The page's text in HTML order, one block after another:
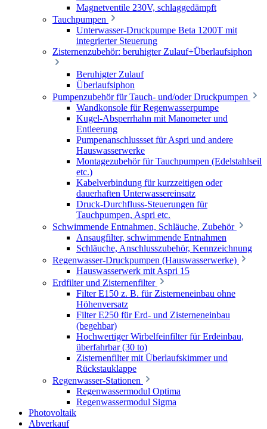
Magnetventile 230V, schlaggedämpft
Tauchpumpen
Unterwasser-Druckpumpe Beta 1200T mit
integrierter Steuerung
Zisternenzubehör: beruhigter Zulauf+Überlaufsiphon
Beruhigter Zulauf
Überlaufsiphon
Pumpenzubehör für Tauch- und/oder Druckpumpen
Wandkonsole für Regenwasserpumpe
Kugel-Absperrhahn mit Manometer und
Entleerung
Pumpenanschlussset für Aspri und andere
Hauswasserwerke
Montagezubehör für Tauchpumpen (Edelstahlseil
etc.)
Kabelverbindung für kurzzeitigen oder
dauerhaften Unterwassereinsatz
Druck-Durchfluss-Steuerungen für
Tauchpumpen, Aspri etc.
Schwimmende Entnahmen, Schläuche, Zubehör
Ansaugfilter, schwimmende Entnahmen
Schläuche, Anschlusszubehör, Kennzeichnung
Regenwasser-Druckpumpen (Hauswasserwerke)
Hauswasserwerk mit Aspri 15
Erdfilter und Zisternenfilter
Filter E150 z. B. für Zisterneneinbau ohne
Höhenversatz
Filter E250 für Erd- und Zisterneneinbau
(begehbar)
Hochwertiger Wirbelfeinfilter für Erdeinbau,
überfahrbar (30 to)
Zisternenfilter mit Überlaufskimmer und
Rückstauklappe
Regenwasser-Stationen
Regenwassermodul Optima
Regenwassermodul Sigma
Photovoltaik
Abverkauf